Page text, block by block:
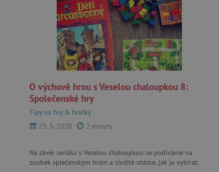
O výchově hrou s Veselou chaloupkou 8:
Společenské hry
Tipy na hry & hračky
23. 3. 2020
2 minuty
Na závěr seriálu s Veselou chaloupkou se podíváme na
zoubek splečenským hrám a složité otázce, jak je vybírat.